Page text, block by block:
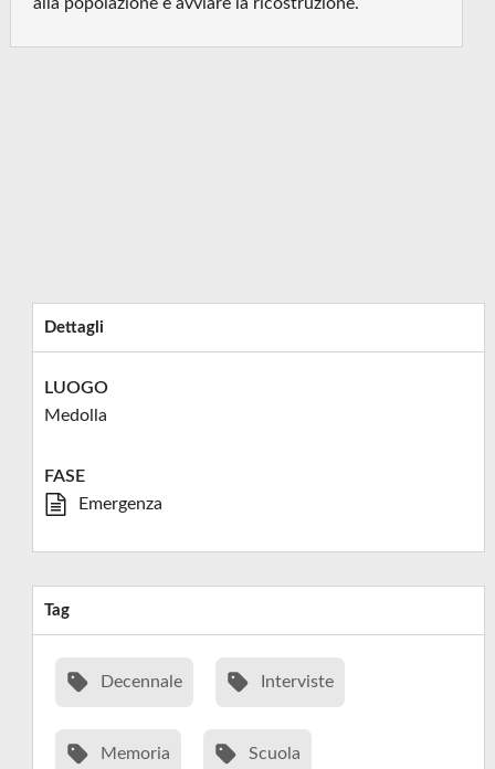
alla popolazione e avviare la ricostruzione.
Dettagli
LUOGO
Medolla
FASE
Emergenza
Tag
Decennale Interviste
Memoria Scuola